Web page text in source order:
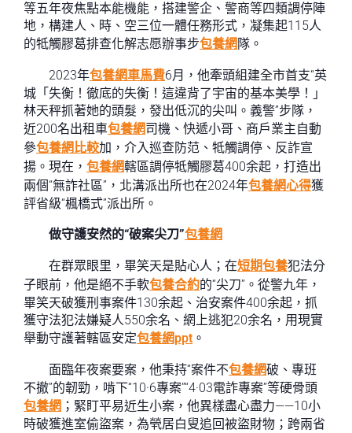
等五年夜焦點本能機能，搭建警企、警商等四類調停陣
地，構建人、時、空三位一體任務形式，凝集起115人
的牴觸膠葛排查化解志愿辦事步包養網 隊。
2023年包養網車馬費6月，他牽頭組建全市首支“英
城「失衡！徹底的失衡！這違背了宇宙的基本美學！」
林天秤抓著她的頭髮，發出低沉的尖叫。義警”步隊，
近200名出租車包養網司機、快遞小哥、商戶業主自動
參包養網比較加，介入巡查防范、牴觸調停、反詐宣
揚。現在， 包養網轄區調停牴觸膠葛400余起，打造出
兩個“無詐社區”，北溝派出所也在2024年包養網心得獲
評省級“楓橋式”派出所。
做守護安然的“破案尖刀”包養網
在群眾眼里，畢笑天是貼心人；在短期包養犯法分
子眼前，他是絕不手軟包養合約的“尖刀”。從警九年，
畢笑天破獲刑事案件130余起、治安案件400余起，抓
獲守法犯法嫌疑人550余名、網上逃犯20余名，用現實
舉動守護著轄區安定包養網ppt 。
面臨年夜案要案，他秉持“案件不包養網破、專班
不撤”的韌勁，啃下“10·6專案”“4·03電詐專案”等硬骨頭
包養網 ；緊盯平易近生小案，他異樣盡心盡力——10小
時破獲進室偷盜案，為煢居白叟追回被盜財物；跨兩省